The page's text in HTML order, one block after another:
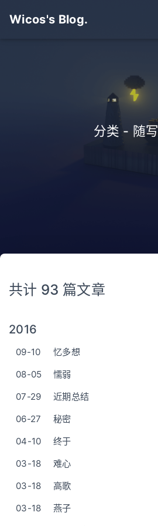
Wicos's Blog.
分类 - 随写
共计 93 篇文章
2016
09-10
忆多想
08-05
懦弱
07-29
近期总结
06-27
秘密
04-10
终于
03-18
难心
03-18
高歌
03-18
燕子